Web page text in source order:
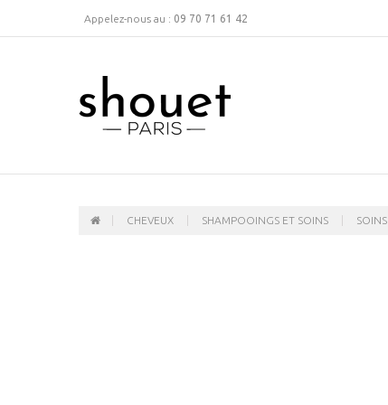
Appelez-nous au : 09 70 71 61 42
CHEVEUX SHAMPOOINGS ET SOINS SOINS